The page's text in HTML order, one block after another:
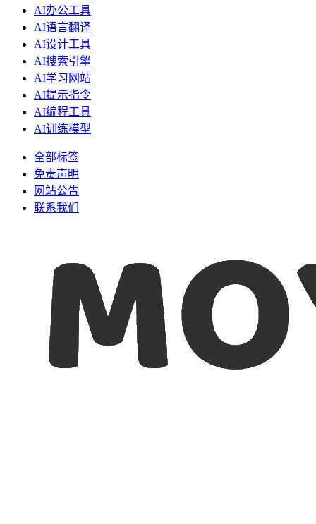
AI办公工具
AI语言翻译
AI设计工具
AI搜索引擎
AI学习网站
AI提示指令
AI编程工具
AI训练模型
全部标签
免责声明
网站公告
联系我们